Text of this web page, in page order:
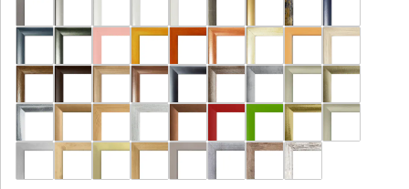
Aluminium
Yukon Alaska